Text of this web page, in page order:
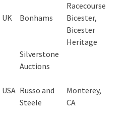
Racecourse
UK Bonhams
Bicester,
Bicester
Heritage
Silverstone
Auctions
USA Russo and
Steele
Monterey,
CA